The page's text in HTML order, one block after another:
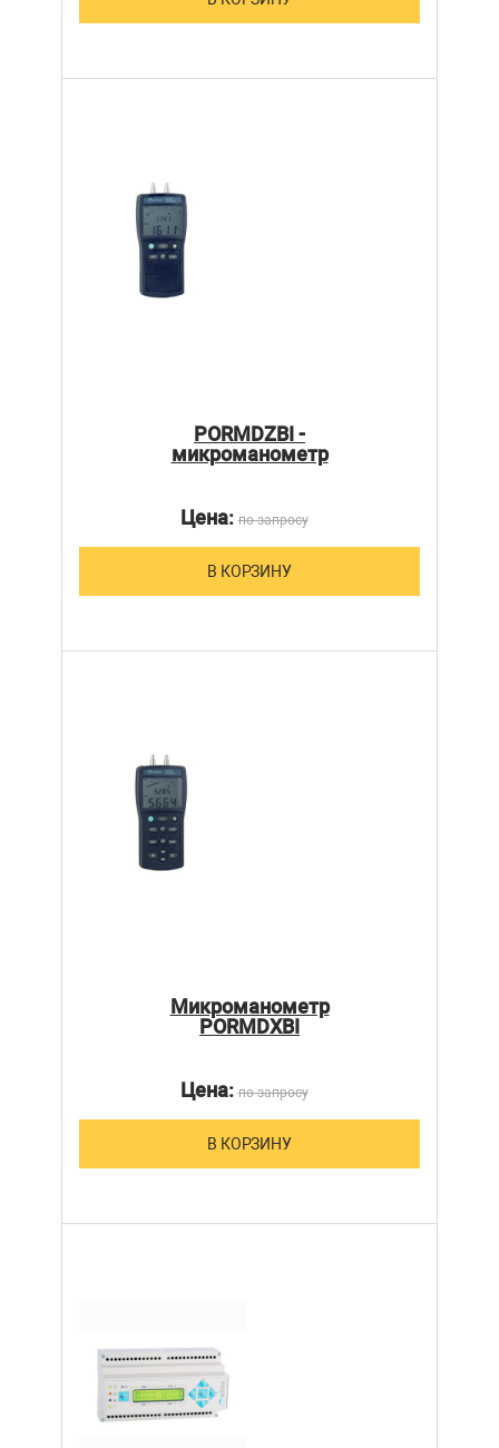
PORMDZBI -
микроманометр
Цена:по запросу
В КОРЗИНУ
Микроманометр
PORMDXBI
Цена:по запросу
В КОРЗИНУ